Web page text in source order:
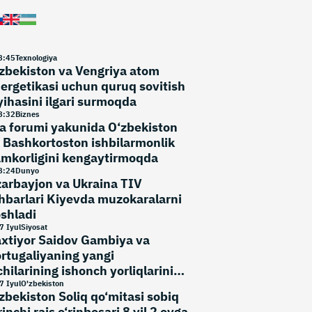
:45Texnologiya
va Vengriya atom
uchun quruq sovitish
ilgari surmoqda
:32Biznes
forumi yakunida O‘zbekiston
Bashkortoston ishbilarmonlik
kengaytirmoqda
:24Dunyo
va Ukraina TIV
Kiyevda muzokaralarni
IyulSiyosat
Saidov Gambiya va
yangi
ishonch yorliqlarini
qildi
IyulO'zbekiston
Soliq qo‘mitasi sobiq